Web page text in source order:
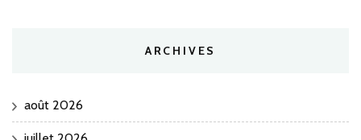
ARCHIVES
août 2026